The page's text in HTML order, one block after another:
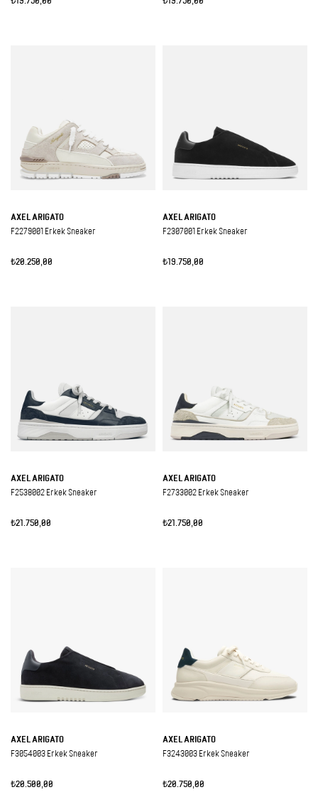
AXEL ARIGATO
F2279001 Erkek Sneaker
₺20.250,00
AXEL ARIGATO
F2307001 Erkek Sneaker
₺19.750,00
AXEL ARIGATO
F2538002 Erkek Sneaker
₺21.750,00
AXEL ARIGATO
F2733002 Erkek Sneaker
₺21.750,00
AXEL ARIGATO
F3054003 Erkek Sneaker
₺20.500,00
AXEL ARIGATO
F3243003 Erkek Sneaker
₺20.750,00